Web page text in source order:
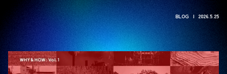
2026.5.25
BLOG